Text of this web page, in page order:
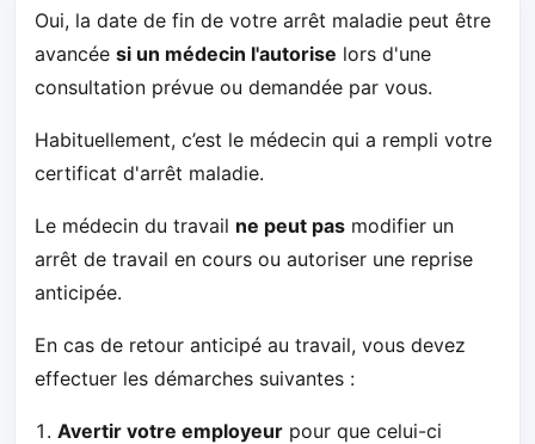
Oui, la date de fin de votre arrêt maladie peut être
avancée si un médecin l'autorise lors d'une
consultation prévue ou demandée par vous.
Habituellement, c’est le médecin qui a rempli votre
certificat d'arrêt maladie.
Le médecin du travail ne peut pas modifier un
arrêt de travail en cours ou autoriser une reprise
anticipée.
En cas de retour anticipé au travail, vous devez
effectuer les démarches suivantes :
Avertir votre employeur pour que celui-ci